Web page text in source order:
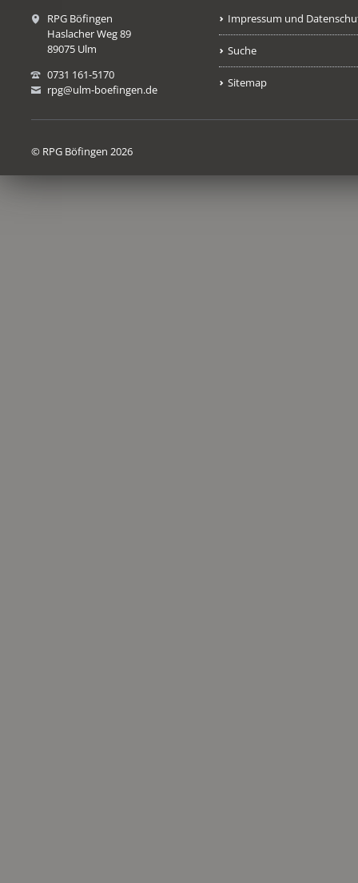
RPG Böfingen
Haslacher Weg 89
89075 Ulm
0731 161-5170
rpg@ulm-boefingen.de
Impressum und
Suche
Sitemap
© RPG Böfingen 2026